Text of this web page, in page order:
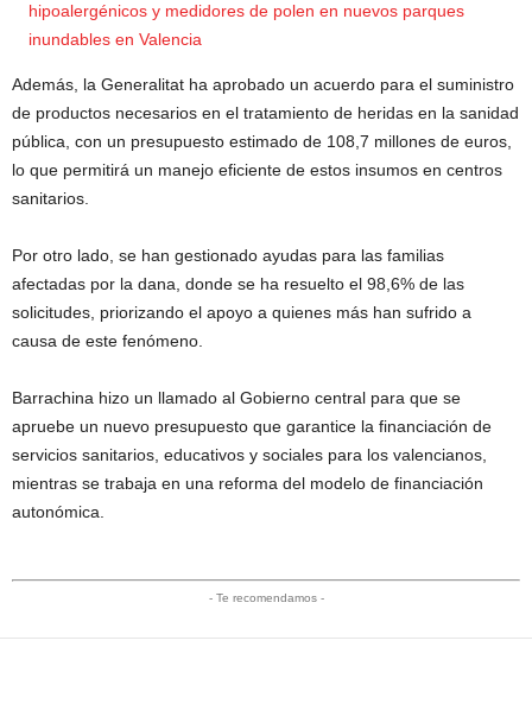
hipoalergénicos y medidores de polen en nuevos parques
inundables en Valencia
Además, la Generalitat ha aprobado un acuerdo para el suministro
de productos necesarios en el tratamiento de heridas en la sanidad
pública, con un presupuesto estimado de 108,7 millones de euros,
lo que permitirá un manejo eficiente de estos insumos en centros
sanitarios.
Por otro lado, se han gestionado ayudas para las familias
afectadas por la dana, donde se ha resuelto el 98,6% de las
solicitudes, priorizando el apoyo a quienes más han sufrido a
causa de este fenómeno.
Barrachina hizo un llamado al Gobierno central para que se
apruebe un nuevo presupuesto que garantice la financiación de
servicios sanitarios, educativos y sociales para los valencianos,
mientras se trabaja en una reforma del modelo de financiación
autonómica.
- Te recomendamos -